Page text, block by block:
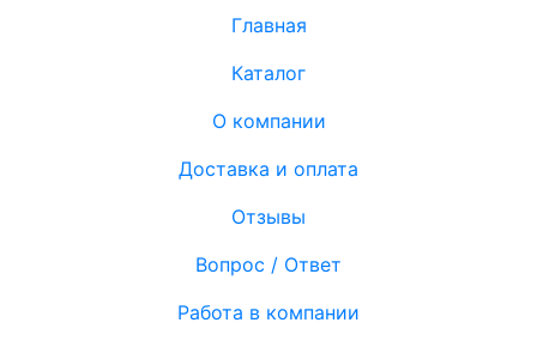
Главная
Каталог
О компании
Доставка и оплата
Отзывы
Вопрос / Ответ
Работа в компании